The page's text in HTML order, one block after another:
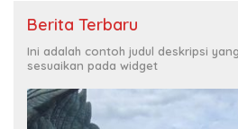
Berita Terbaru
Ini adalah contoh judul deskripsi
sesuaikan pada widget